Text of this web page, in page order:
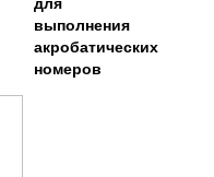
выполнения
акробатических
номеров